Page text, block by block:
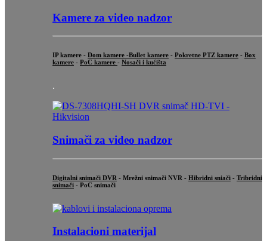
Kamere za video nadzor
IP kamere - Dom kamere -Bullet kamere - Pokretne PTZ kamere - Box
kamere - PoC kamere - Nosači i kućišta
.
Snimači za video nadzor
Digitalni snimači DVR - Mrežni snimači NVR - Hibridni sniači - Tribridni
snimači - PoC snimači
Instalacioni materijal